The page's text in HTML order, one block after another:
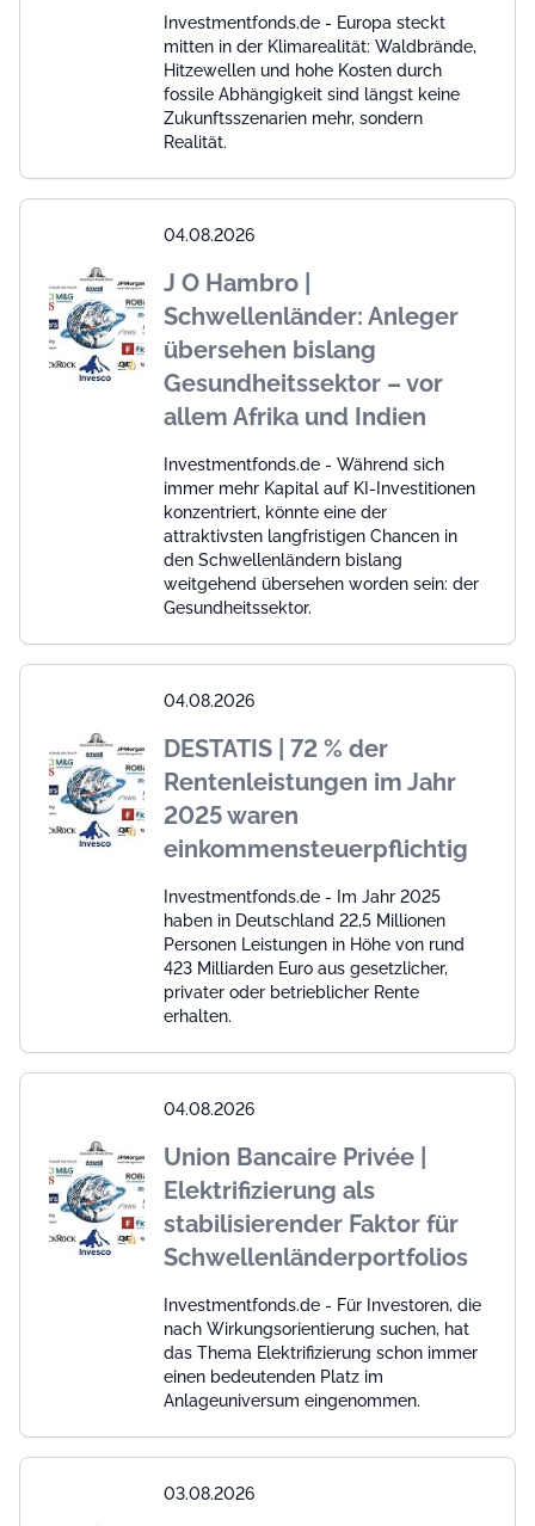
Investmentfonds.de - Europa steckt
mitten in der Klimarealität: Waldbrände,
Hitzewellen und hohe Kosten durch
fossile Abhängigkeit sind längst keine
Zukunftsszenarien mehr, sondern
Realität.
04.08.2026
J O Hambro |
Schwellenländer: Anleger
übersehen bislang
Gesundheitssektor – vor
allem Afrika und Indien
Investmentfonds.de - Während sich
immer mehr Kapital auf KI-Investitionen
konzentriert, könnte eine der
attraktivsten langfristigen Chancen in
den Schwellenländern bislang
weitgehend übersehen worden sein: der
Gesundheitssektor.
04.08.2026
DESTATIS | 72 % der
Rentenleistungen im Jahr
2025 waren
einkommensteuerpflichtig
Investmentfonds.de - Im Jahr 2025
haben in Deutschland 22,5 Millionen
Personen Leistungen in Höhe von rund
423 Milliarden Euro aus gesetzlicher,
privater oder betrieblicher Rente
erhalten.
04.08.2026
Union Bancaire Privée |
Elektrifizierung als
stabilisierender Faktor für
Schwellenländerportfolios
Investmentfonds.de - Für Investoren, die
nach Wirkungsorientierung suchen, hat
das Thema Elektrifizierung schon immer
einen bedeutenden Platz im
Anlageuniversum eingenommen.
03.08.2026